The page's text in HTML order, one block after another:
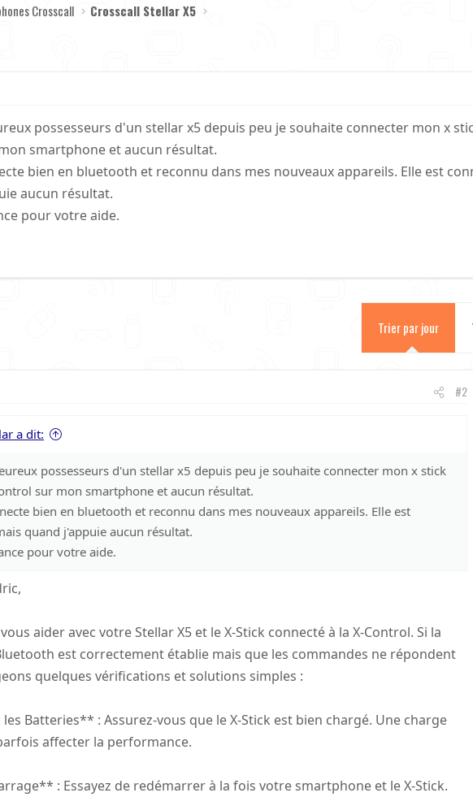
Crosscall Crosscall Stellar X5
possesseurs d'un stellar x5 depuis peu je souhaite connecter mon x
smartphone et aucun résultat.
bien en bluetooth et reconnu dans mes nouveaux appareils. Elle est
aucun résultat.
pour votre aide.
Trier par jour
#2
a dit:
possesseurs d'un stellar x5 depuis peu je souhaite connecter mon x stick
sur mon smartphone et aucun résultat.
bien en bluetooth et reconnu dans mes nouveaux appareils. Elle est
quand j'appuie aucun résultat.
pour votre aide.
aider avec votre Stellar X5 et le X-Stick connecté à la X-Control. Si la
est correctement établie mais que les commandes ne répondent
quelques vérifications et solutions simples :
Batteries** : Assurez-vous que le X-Stick est bien chargé. Une charge
affecter la performance.
: Essayez de redémarrer à la fois votre smartphone et le X-Stick.